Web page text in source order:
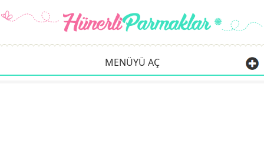
MENÜYÜ AÇ